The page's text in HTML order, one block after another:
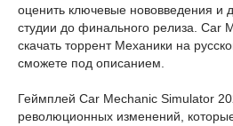
оценить ключевые нововведения и
студии до финального релиза. Car
скачать торрент Механики на
сможете под описанием.
Геймплей Car Mechanic Simulator
революционных изменений,